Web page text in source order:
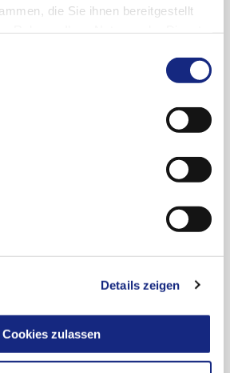
die Sie ihnen bereitgestellt
Webseite weiterhin
Details zeigen
Cookies zulassen
der deutschen Ärzteschaft
des Artikels
International“: